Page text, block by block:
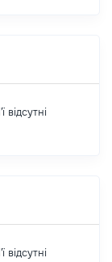
відсутні
відсутні